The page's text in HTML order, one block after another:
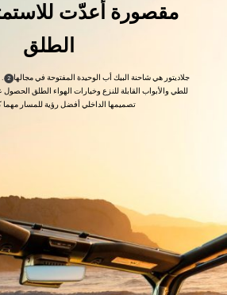
مقصورة أُعدّت
الطلق
جلاديتور هي شاحنة البيك أب الوحيدة المفتوحة في مجالها (
2
)
.
للطي والأبواب القابلة للنزع وخيارات الهواء الطلق
تصميمها الداخلي أفضل رؤية للمسار